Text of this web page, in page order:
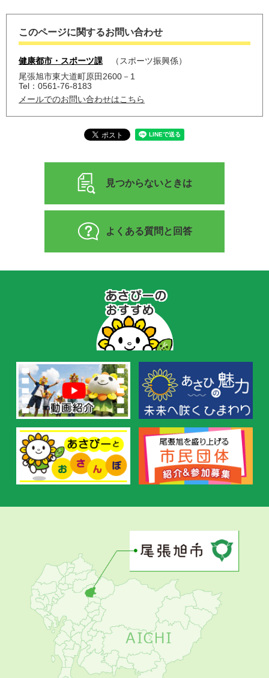
このページに関するお問い合わせ
健康都市・スポーツ課
スポーツ振興係
尾張旭市東大道町原田2600－1
Tel：0561-76-8183
メールでのお問い合わせはこちら
見つからないときは
よくある質問と回答
の
お
す
め